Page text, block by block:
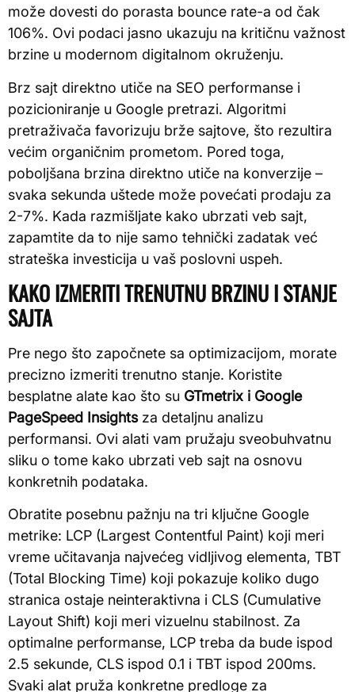
može dovesti do porasta bounce rate-a od čak
106%. Ovi podaci jasno ukazuju na kritičnu važnost
brzine u modernom digitalnom okruženju.
Brz sajt direktno utiče na SEO performanse i
pozicioniranje u Google pretrazi. Algoritmi
pretraživača favorizuju brže sajtove, što rezultira
većim organičnim prometom. Pored toga,
poboljšana brzina direktno utiče na konverzije –
svaka sekunda uštede može povećati prodaju za
2-7%. Kada razmišljate kako ubrzati veb sajt,
zapamtite da to nije samo tehnički zadatak već
strateška investicija u vaš poslovni uspeh.
KAKO IZMERITI TRENUTNU BRZINU I STANJE
SAJTA
Pre nego što započnete sa optimizacijom, morate
precizno izmeriti trenutno stanje. Koristite
besplatne alate kao što su GTmetrix i Google
PageSpeed Insightsza detaljnu analizu
performansi. Ovi alati vam pružaju sveobuhvatnu
sliku o tome kako ubrzati veb sajt na osnovu
konkretnih podataka.
Obratite posebnu pažnju na tri ključne Google
metrike: LCP (Largest Contentful Paint) koji meri
vreme učitavanja najvećeg vidljivog elementa, TBT
(Total Blocking Time) koji pokazuje koliko dugo
stranica ostaje neinteraktivna i CLS (Cumulative
Layout Shift) koji meri vizuelnu stabilnost. Za
optimalne performanse, LCP treba da bude ispod
2.5 sekunde, CLS ispod 0.1 i TBT ispod 200ms.
Svaki alat pruža konkretne predloge za